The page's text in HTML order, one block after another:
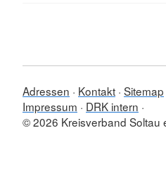
Adressen Kontakt Sitemap
Impressum
DRK intern
© 2026 Kreisverband Soltau